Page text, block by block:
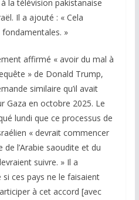
la télévision pakistanaise
Il a ajouté : « Cela
fondamentales. »
affirmé « avoir du mal à
» de Donald Trump,
similaire qu’il avait
Gaza en octobre 2025. Le
lundi que ce processus de
« devrait commencer
l’Arabie saoudite et du
suivre. » Il a
ces pays ne le faisaient
à cet accord [avec